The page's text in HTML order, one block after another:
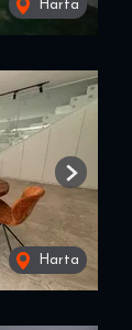
Harta
Harta
Next